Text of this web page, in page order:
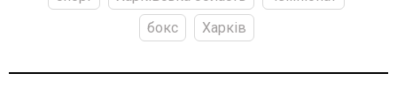
бокс
Харків